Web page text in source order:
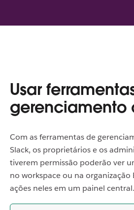
Usar
gerenciamento
Com as ferramentas de
Slack, os proprietários e os
tiverem permissão poderão ver
no workspace ou na organização
ações neles em um painel central.